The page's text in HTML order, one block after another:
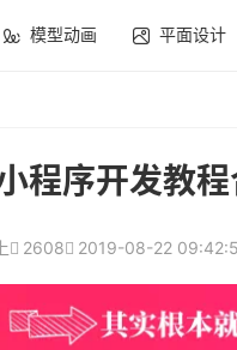
模型动画 平面设计
程序开发教程
2608 2019-08-22